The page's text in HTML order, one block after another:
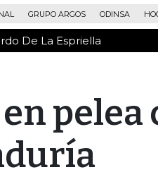
GRUPO ARGOS ODINSA
De La Espriella
pelea